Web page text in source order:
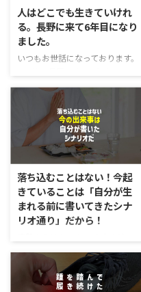
人はどこでも生きていけれ
る。長野に来て6年目になり
ました。
いつもお世話になっております。
て、お店を開いて6年目となりま
した。この5年間めちゃくちゃ早
かったです。つい先日、引っ越し
てきたのではないかと言うぐらい
充実した日々を送れているのかと
思います。 それも、ご来店して
くださる皆様のおかげです。本当
にありがとうございます。 移住
は「対人関係」と同じ。人はどこ
でも生きていける 5年間、長野に
住んで、ようやく色々とフィット
いんですけどね…(笑)愛知のあの
蒸しあつい夏が恋しいの ...
落ち込むことはない！今起
きていることは「自分が生
まれる前に書いてきたシナ
リオ通り」だから！
でいたら、このように書かれてい
るではないか。 「自分が生まれ
る前に書いたシナリオ通り」に、